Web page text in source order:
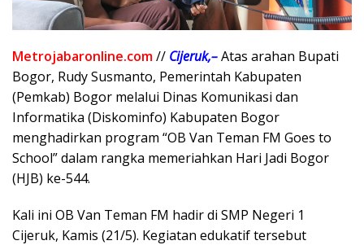
Metrojabaronline.com// Cijeruk,–Atas arahan Bupati
Bogor, Rudy Susmanto, Pemerintah Kabupaten
(Pemkab) Bogor melalui Dinas Komunikasi dan
Informatika (Diskominfo) Kabupaten Bogor
menghadirkan program “OB Van Teman FM Goes to
School” dalam rangka memeriahkan Hari Jadi Bogor
(HJB) ke-544.
Kali ini OB Van Teman FM hadir di SMP Negeri 1
Cijeruk, Kamis (21/5). Kegiatan edukatif tersebut